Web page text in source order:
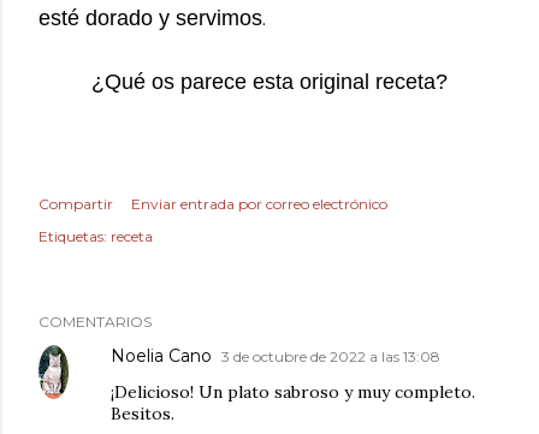
esté dorado y servimos.
¿Qué os parece esta original receta?
Compartir
Enviar entrada por correo electrónico
Etiquetas: receta
COMENTARIOS
Noelia Cano 3 de octubre de 2022 a las 13:08
¡Delicioso! Un plato sabroso y muy completo.
Besitos.